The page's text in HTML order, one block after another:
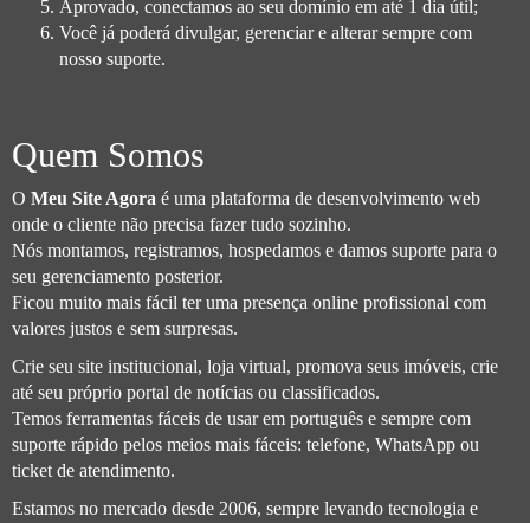
Aprovado, conectamos ao seu domínio em até 1 dia útil;
Você já poderá divulgar, gerenciar e alterar sempre com
nosso suporte.
Quem Somos
O Meu Site Agora é uma plataforma de desenvolvimento web
onde o cliente não precisa fazer tudo sozinho.
Nós montamos, registramos, hospedamos e damos suporte para o
seu gerenciamento posterior.
Ficou muito mais fácil ter uma presença online profissional com
valores justos e sem surpresas.
Crie seu site institucional, loja virtual, promova seus imóveis, crie
até seu próprio portal de notícias ou classificados.
Temos ferramentas fáceis de usar em português e sempre com
suporte rápido pelos meios mais fáceis: telefone, WhatsApp ou
ticket de atendimento.
Estamos no mercado desde 2006, sempre levando tecnologia e